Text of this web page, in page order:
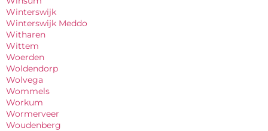
Winterswijk
Winterswijk Meddo
Witharen
Wittem
Woerden
Woldendorp
Wolvega
Wommels
Workum
Wormerveer
Woudenberg